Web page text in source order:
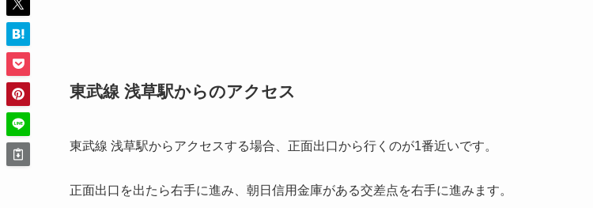
東武線 浅草駅からのアクセス
東武線 浅草駅からアクセスする場合、正面出口から行くのが1番近いです。
正面出口を出たら右手に進み、朝日信用金庫がある交差点を右手に進みます。